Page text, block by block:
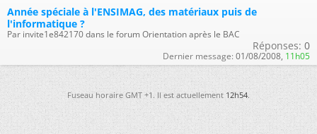
Année spéciale à l'ENSIMAG, des matériaux puis de
l'informatique ?
Par invite1e842170 dans le forum Orientation après le BAC
Réponses: 0
Dernier message: 01/08/2008, 11h05
Fuseau horaire GMT +1. Il est actuellement12h54.